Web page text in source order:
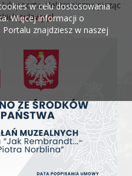
pocztą elektroniczną pisząc
w celu dostosowania
Więcej informacji o
znajdziesz w naszej